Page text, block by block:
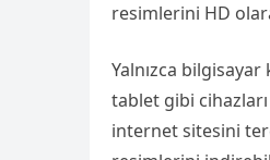
resimlerini HD
Yalnızca
tablet gibi
internet sitesini